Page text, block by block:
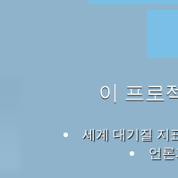
이 프로
세계 대기질 지
언